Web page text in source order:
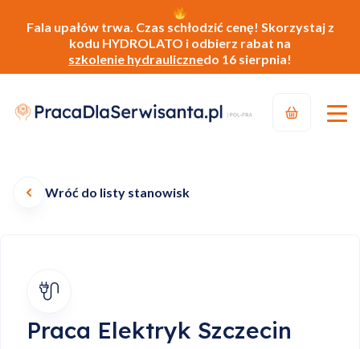
Fala upałów trwa. Czas schłodzić cenę! Skorzystaj z
kodu HYDROLATO i odbierz rabat na
szkolenie hydraulicznedo 16 sierpnia!
Wróć do listy stanowisk
Praca Elektryk Szczecin